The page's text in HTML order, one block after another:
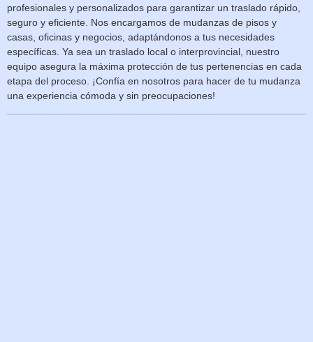
profesionales y personalizados para garantizar un traslado rápido,
seguro y eficiente. Nos encargamos de mudanzas de pisos y
casas, oficinas y negocios, adaptándonos a tus necesidades
específicas. Ya sea un traslado local o interprovincial, nuestro
equipo asegura la máxima protección de tus pertenencias en cada
etapa del proceso. ¡Confía en nosotros para hacer de tu mudanza
una experiencia cómoda y sin preocupaciones!